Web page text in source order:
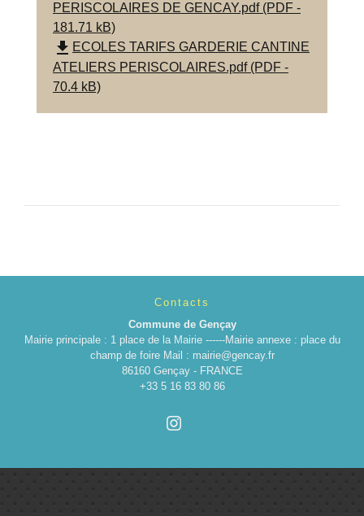
PERISCOLAIRES DE GENCAY.pdf (PDF -
181.71 kB)
file_download ECOLES TARIFS GARDERIE CANTINE
ATELIERS PERISCOLAIRES.pdf (PDF -
70.4 kB)
Contacts
Commune de Gençay
Mairie principale : 1 place de la Mairie ------Mairie annexe : place du
champ de foire Mail : mairie@gencay.fr
86160 Gençay - FRANCE
+33 5 16 83 80 86